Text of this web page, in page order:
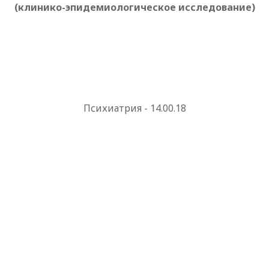
(клинико-эпидемиологическое исследование)
Психиатрия - 14.00.18